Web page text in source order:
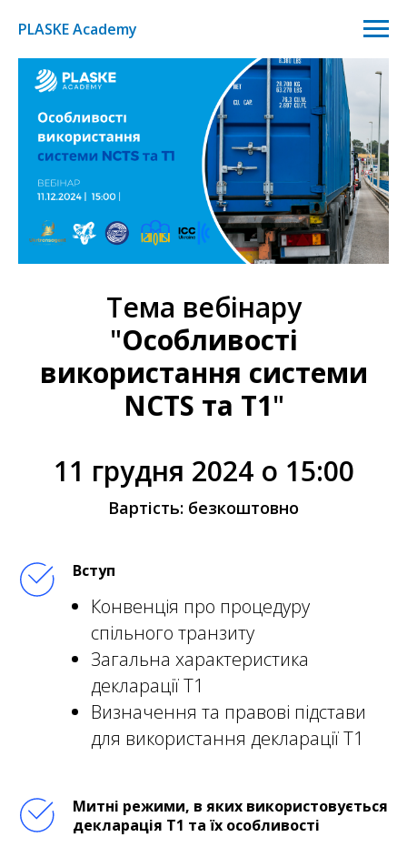
PLASKE Academy
Тема вебінару
"Особливості
використання системи
NCTS та T1"
11 грудня 2024 о 15:00
Вартість: безкоштовно
Вступ
Конвенція про процедуру
спільного транзиту
Загальна характеристика
декларації Т1
Визначення та правові підстави
для використання декларації Т1
Митні режими, в яких використовується
декларація Т1 та їх особливості